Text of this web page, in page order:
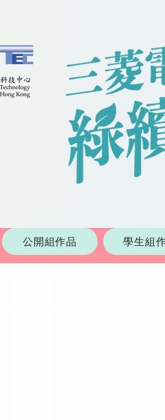
公開組作品 學生組